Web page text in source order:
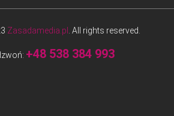
Zasadamedia.pl . All rights reserved.
+48 538 384 993